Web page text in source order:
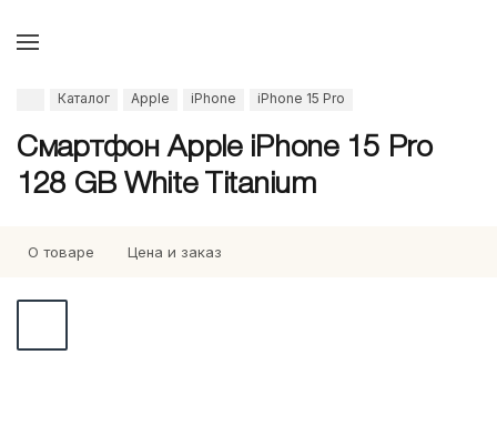
Каталог Apple iPhone iPhone 15 Pro
Смартфон Apple iPhone 15 Pro
128 GB White Titanium
О товаре Цена и заказ